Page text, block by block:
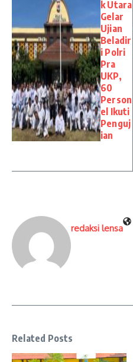
k Utara
Gelar
Ujian
Beladir
i Polri
Pra
UKP,
60
Person
el Ikuti
Penguj
ian
redaksi lensa
Related Posts